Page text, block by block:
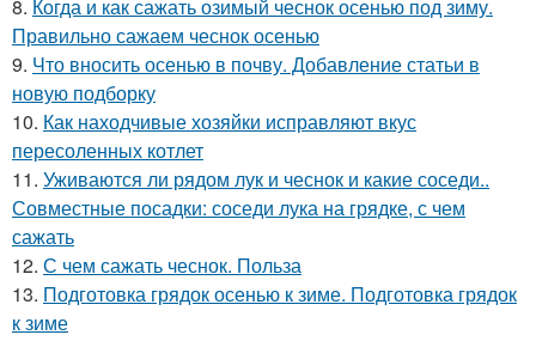
8. Когда и как сажать озимый чеснок осенью под зиму.
Правильно сажаем чеснок осенью
9. Что вносить осенью в почву. Добавление статьи в
новую подборку
10. Как находчивые хозяйки исправляют вкус
пересоленных котлет
11. Уживаются ли рядом лук и чеснок и какие соседи..
Совместные посадки: соседи лука на грядке, с чем
сажать
12. С чем сажать чеснок. Польза
13. Подготовка грядок осенью к зиме. Подготовка грядок
к зиме